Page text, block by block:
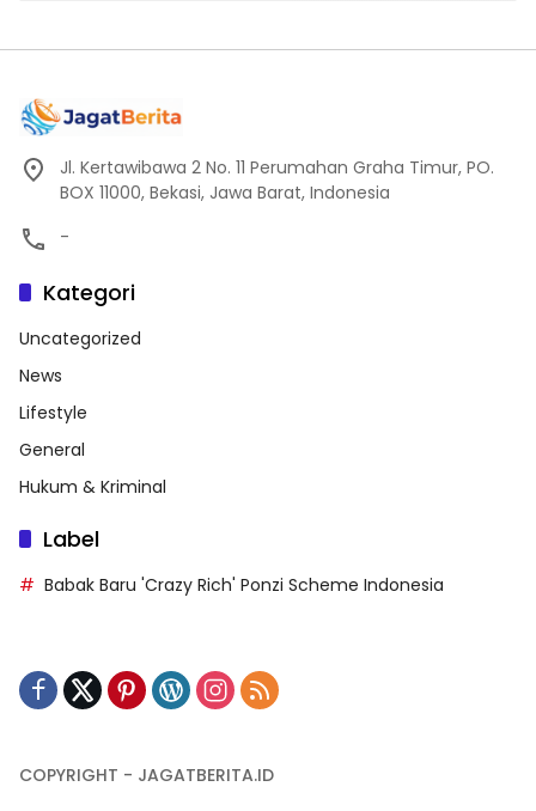
Jl. Kertawibawa 2 No. 11 Perumahan Graha Timur, PO.
BOX 11000, Bekasi, Jawa Barat, Indonesia
-
Kategori
Uncategorized
News
Lifestyle
General
Hukum & Kriminal
Label
Babak Baru 'Crazy Rich' Ponzi Scheme Indonesia
COPYRIGHT - JAGATBERITA.ID